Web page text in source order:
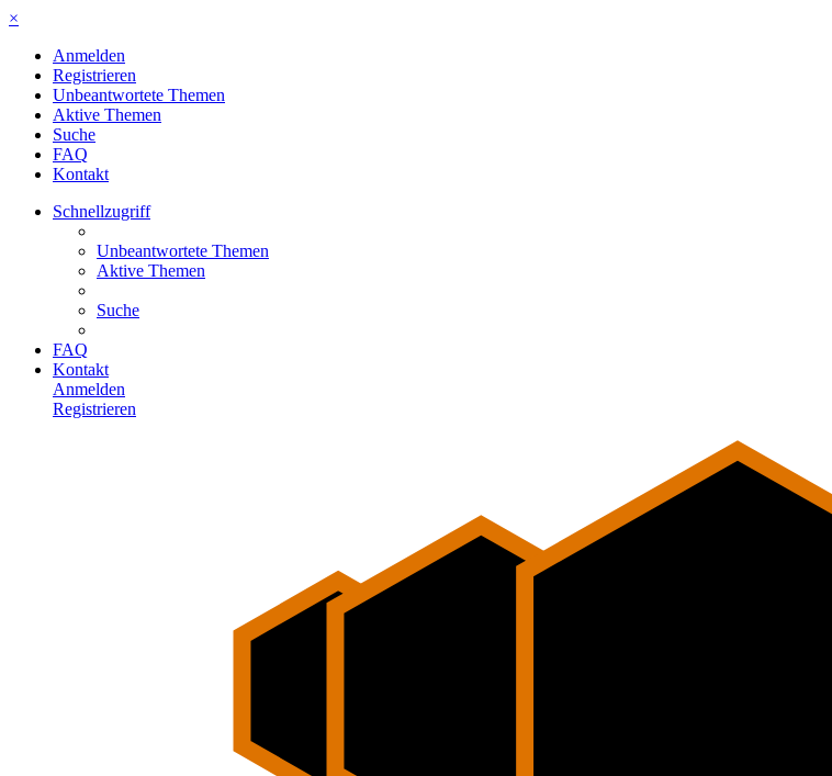
×
Anmelden
Registrieren
Unbeantwortete Themen
Aktive Themen
Suche
FAQ
Kontakt
Schnellzugriff
Unbeantwortete Themen
Aktive Themen
Suche
FAQ
Kontakt
Anmelden
Registrieren